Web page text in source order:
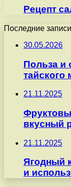
Рецепт
Последние записи
30.05.2026
Польза и
21.11.2025
вкусный
21.11.2025
Ягодный
и